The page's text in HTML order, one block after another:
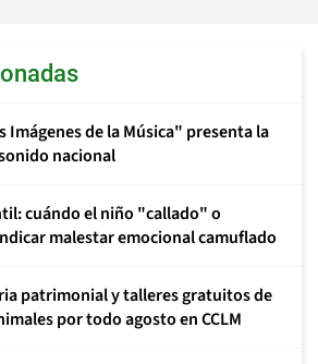
Imágenes de la Música" presenta la
nacional
cuándo el niño "callado" o
malestar emocional camuflado
patrimonial y talleres gratuitos de
por todo agosto en CCLM